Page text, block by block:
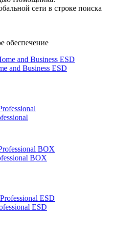
сети в строке поиска
обеспечение
and Business ESD
BOX
ESD